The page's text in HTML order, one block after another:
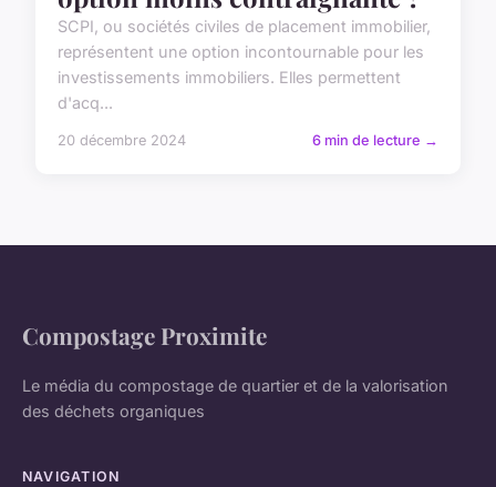
SCPI, ou sociétés civiles de placement immobilier,
représentent une option incontournable pour les
investissements immobiliers. Elles permettent
d'acq...
20 décembre 2024 6 min de lecture →
Compostage Proximite
Le média du compostage de quartier et de la valorisation
des déchets organiques
NAVIGATION